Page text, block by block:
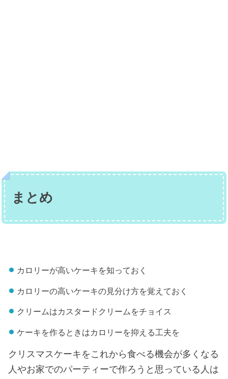
まとめ
カロリーが高いケーキを知っておく
カロリーの高いケーキの見分け方を覚えておく
クリームはカスタードクリームをチョイス
ケーキを作るときはカロリーを抑える工夫を
クリスマスケーキをこれから食べる機会が多くなる
人やお家でのパーティーで作ろうと思っている人は